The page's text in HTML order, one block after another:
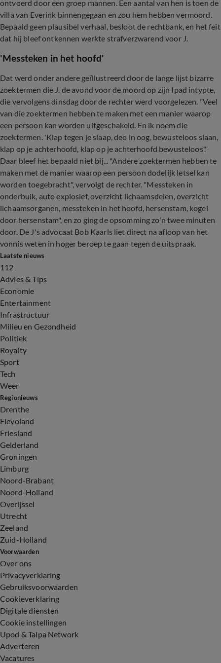
ontvoerd door een groep mannen. Een aantal van hen is toen de
villa van Everink binnengegaan en zou hem hebben vermoord.
Bepaald geen plausibel verhaal, besloot de rechtbank, en het feit
dat hij bleef ontkennen werkte strafverzwarend voor J.
'Messteken in het hoofd'
Dat werd onder andere geïllustreerd door de lange lijst bizarre
zoektermen die J. de avond voor de moord op zijn Ipad intypte,
die vervolgens dinsdag door de rechter werd voorgelezen. "Veel
van die zoektermen hebben te maken met een manier waarop
een persoon kan worden uitgeschakeld. En ik noem die
zoektermen. 'Klap tegen je slaap, deo in oog, bewusteloos slaan,
klap op je achterhoofd, klap op je achterhoofd bewusteloos'."
Daar bleef het bepaald niet bij... "Andere zoektermen hebben te
maken met de manier waarop een persoon dodelijk letsel kan
worden toegebracht", vervolgt de rechter. "Messteken in
onderbuik, auto explosief, overzicht lichaamsdelen, overzicht
lichaamsorganen, messteken in het hoofd, hersenstam, kogel
door hersenstam", en zo ging de opsomming zo'n twee minuten
door. De J's advocaat Bob Kaarls liet direct na afloop van het
vonnis weten in hoger beroep te gaan tegen de uitspraak.
Laatste nieuws
112
Advies & Tips
Economie
Entertainment
Infrastructuur
Milieu en Gezondheid
Politiek
Royalty
Sport
Tech
Weer
Regionieuws
Drenthe
Flevoland
Friesland
Gelderland
Groningen
Limburg
Noord-Brabant
Noord-Holland
Overijssel
Utrecht
Zeeland
Zuid-Holland
Voorwaarden
Over ons
Privacyverklaring
Gebruiksvoorwaarden
Cookieverklaring
Digitale diensten
Cookie instellingen
Upod & Talpa Network
Adverteren
Vacatures